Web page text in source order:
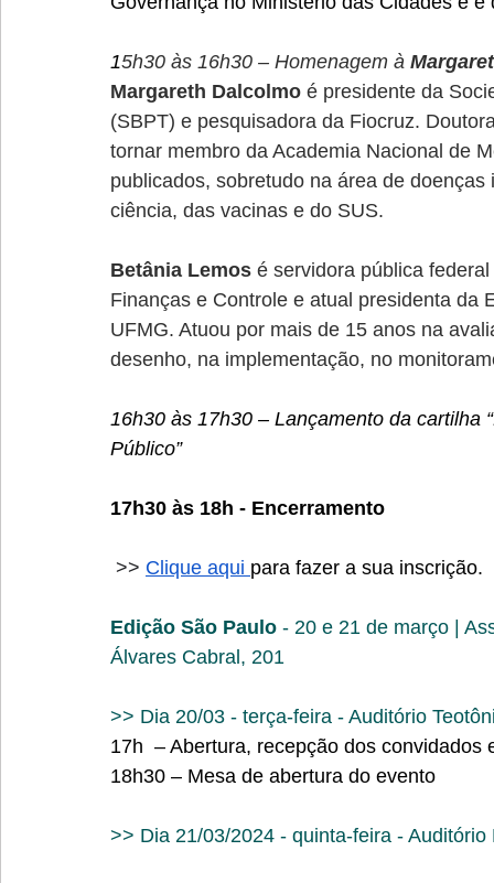
15h30 às 16h30 – Homenagem à
Margareth Dalcolmo é presidente da
(SBPT) e pesquisadora da Fiocruz.
tornar membro da Academia Nacional de
publicados, sobretudo na área de
ciência, das vacinas e do SUS.
Betânia Lemos é servidora pública
Finanças e Controle e atual presidenta da
UFMG. Atuou por mais de 15 anos na
desenho, na implementação, no
16h30 às 17h30 – Lançamento da cartilha
Público”
17h30 às 18h - Encerramento
>> Clique aqui para fazer a sua inscrição.
Edição São Paulo - 20 e 21 de março |
Álvares Cabral, 201
>> Dia 20/03 - terça-feira - Auditório
17h  – Abertura, recepção dos convidados
18h30 – Mesa de abertura do evento
>> Dia 21/03/2024 - quinta-feira - Auditório